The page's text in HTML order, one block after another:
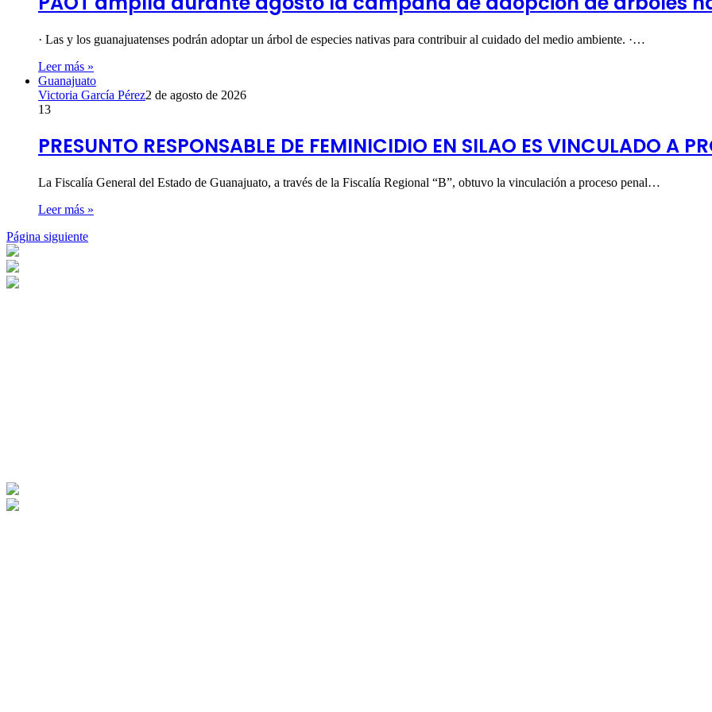
· Las y los guanajuatenses podrán adoptar un árbol de especies nativas para contribuir al cuidado del medio ambiente. ·…
Leer más »
Guanajuato
Victoria García Pérez2 de agosto de 2026
13
PRESUNTO RESPONSABLE DE FEMINICIDIO EN SILAO ES VINCULADO A
La Fiscalía General del Estado de Guanajuato, a través de la Fiscalía Regional “B”, obtuvo la vinculación a proceso penal…
Leer más »
Página siguiente